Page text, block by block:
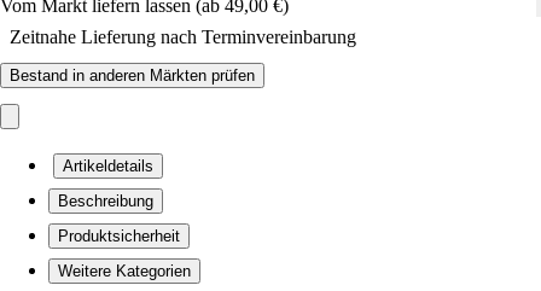
Vom Markt liefern lassen (ab 49,00 €)
Zeitnahe Lieferung nach Terminvereinbarung
Bestand in anderen Märkten prüfen
Artikeldetails
Beschreibung
Produktsicherheit
Weitere Kategorien